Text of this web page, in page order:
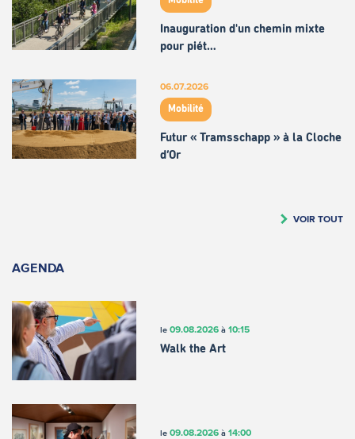
Inauguration d'un chemin mixte
pour piét…
06.07.2026
Mobilité
Futur « Tramsschapp » à la Cloche
d’Or
VOIR TOUT
AGENDA
le 09.08.2026à 10:15
Walk the Art
le 09.08.2026à 14:00